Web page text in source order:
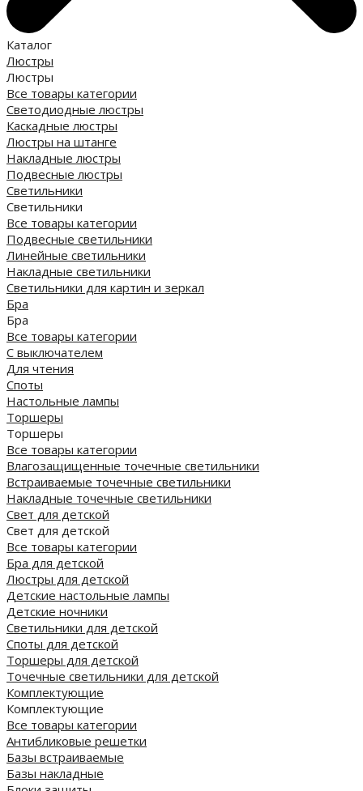
Каталог
Люстры
Люстры
Все товары категории
Светодиодные люстры
Каскадные люстры
Люстры на штанге
Накладные люстры
Подвесные люстры
Светильники
Светильники
Все товары категории
Подвесные светильники
Линейные светильники
Накладные светильники
Светильники для картин и зеркал
Бра
Бра
Все товары категории
С выключателем
Для чтения
Споты
Настольные лампы
Торшеры
Торшеры
Все товары категории
Влагозащищенные точечные светильники
Встраиваемые точечные светильники
Накладные точечные светильники
Свет для детской
Свет для детской
Все товары категории
Бра для детской
Люстры для детской
Детские настольные лампы
Детские ночники
Светильники для детской
Споты для детской
Торшеры для детской
Точечные светильники для детской
Комплектующие
Комплектующие
Все товары категории
Антибликовые решетки
Базы встраиваемые
Базы накладные